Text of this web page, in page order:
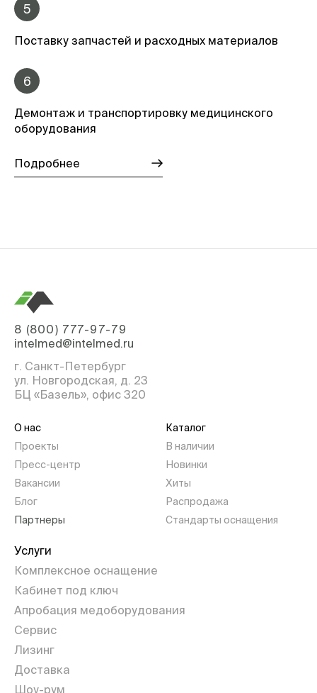
5
Поставку запчастей и расходных материалов
6
Демонтаж и транспортировку медицинского
оборудования
Подробнее
8 (800) 777-97-79
intelmed@intelmed.ru
г. Санкт-Петербург
ул. Новгородская, д. 23
БЦ «Базель», офис 320
О нас
Проекты
Пресс-центр
Вакансии
Блог
Партнеры
Каталог
В наличии
Новинки
Хиты
Распродажа
Стандарты оснащения
Услуги
Комплексное оснащение
Кабинет под ключ
Апробация медоборудования
Сервис
Лизинг
Доставка
Шоу-рум